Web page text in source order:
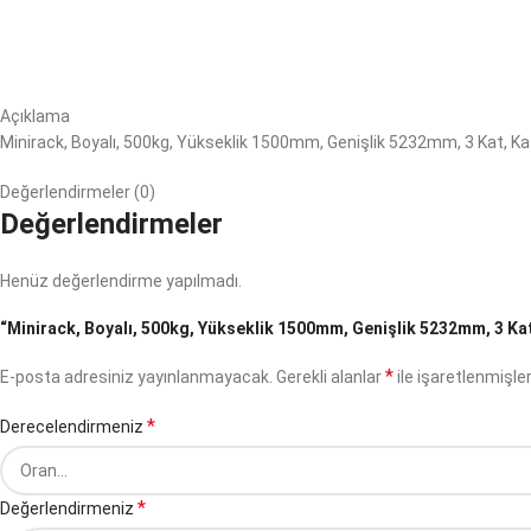
Açıklama
Minirack, Boyalı, 500kg, Yükseklik 1500mm, Genişlik 5232mm, 3 Kat,
Değerlendirmeler (0)
Değerlendirmeler
Henüz değerlendirme yapılmadı.
“Minirack, Boyalı, 500kg, Yükseklik 1500mm, Genişlik 5232mm, 3
E-posta adresiniz yayınlanmayacak. Gerekli alanlar*ile
Derecelendirmeniz *
Değerlendirmeniz *